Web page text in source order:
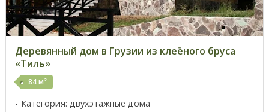
Деревянный дом в Грузии из клеёного бруса
«Тиль»
84 м²
Категория: двухэтажные дома